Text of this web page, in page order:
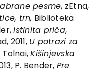
pesme, zEtna,
trn, Biblioteka
Istinita priča,
2011, U potrazi za
Tolnai,Kišinjevska
P. Bender, Pre